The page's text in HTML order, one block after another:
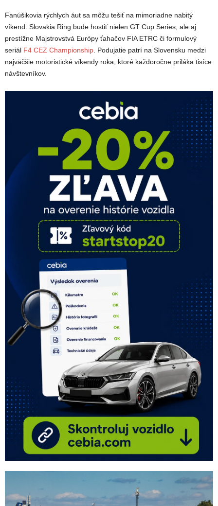
Fanúšikovia rýchlych áut sa môžu tešiť na mimoriadne nabitý
víkend. Slovakia Ring bude hostiť nielen GT Cup Series, ale aj
prestížne Majstrovstvá Európy ťahačov FIA ETRC či formulový
seriál F4 CEZ Championship. Podujatie patrí na Slovensku medzi
najväčšie motoristické víkendy roka, ktoré každoročne priláka tisíce
návštevníkov.